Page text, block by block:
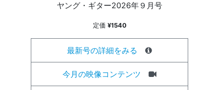
ヤング・ギター2026年９月号
定価 ¥1540
最新号の詳細をみる
今月の映像コンテンツ